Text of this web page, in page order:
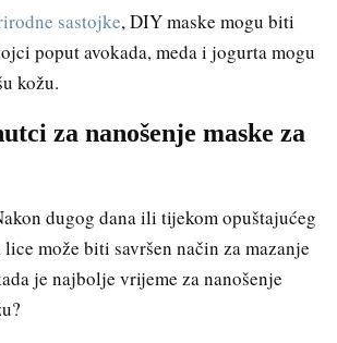
sastojke, DIY maske mogu biti
poput avokada, meda i jogurta mogu
kožu.
za nanošenje maske za
dugog dana ili tijekom opuštajućeg
može biti savršen način za mazanje
je najbolje vrijeme za nanošenje